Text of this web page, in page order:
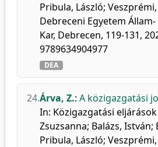
Pribula, László;
Debreceni Egyetem
Kar, Debrecen, 119-131,
9789634904977
DEA
24.Árva, Z.: A közigazgatási
In: Közigazgatási
Zsuzsanna; Balázs, István;
Pribula, László;